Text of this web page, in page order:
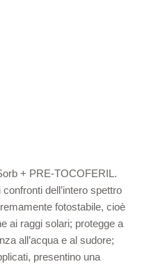
+ PRE-TOCOFERIL.
dell’intero spettro
fotostabile, cioè
ai raggi solari; protegge a
all’acqua e al sudore;
presentino una